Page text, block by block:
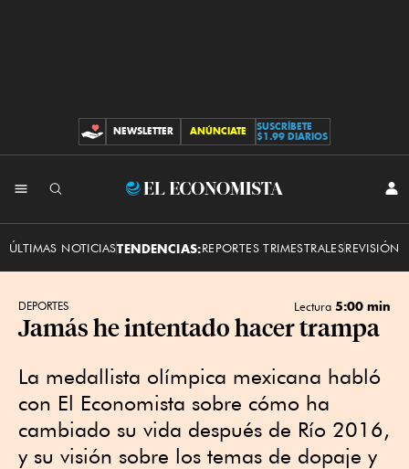
CONTRIBUCIONES
NEWSLETTER ANÚNCIATE
SUSCRÍBETE
$1.99 DIARIOS
El
ÚLTIMAS NOTICIASTENDENCIAS:REPORTES TRIMESTRALESREVISIÓN
DEPORTES Lectura 5:00 min
Jamás he intentado hacer trampa
La medallista olímpica mexicana habló
con El Economista sobre cómo ha
cambiado su vida después de Río 2016,
y su visión sobre los temas de dopaje y